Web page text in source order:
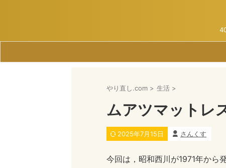
やり直し.com > 生活 >
ムアツマットレ
2025年7月15日 さんくす
今回は，昭和西川が1971年から